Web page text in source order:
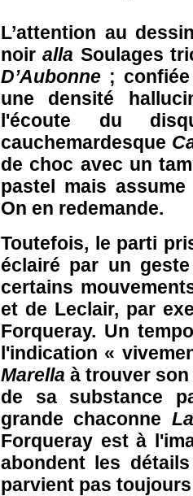
L’attention au
noiralla Soulages
D’Aubonne ;
une densité
l'écoute du
cauchemardesque
de choc avec un
pastel mais
On en redemande.
Toutefois, le parti
éclairé par un
certains
et de Leclair, par
Forqueray. Un
l'indication «
Marella à trouver
de sa substance
grande chaconne
Forqueray est à
abondent les
parvient pas